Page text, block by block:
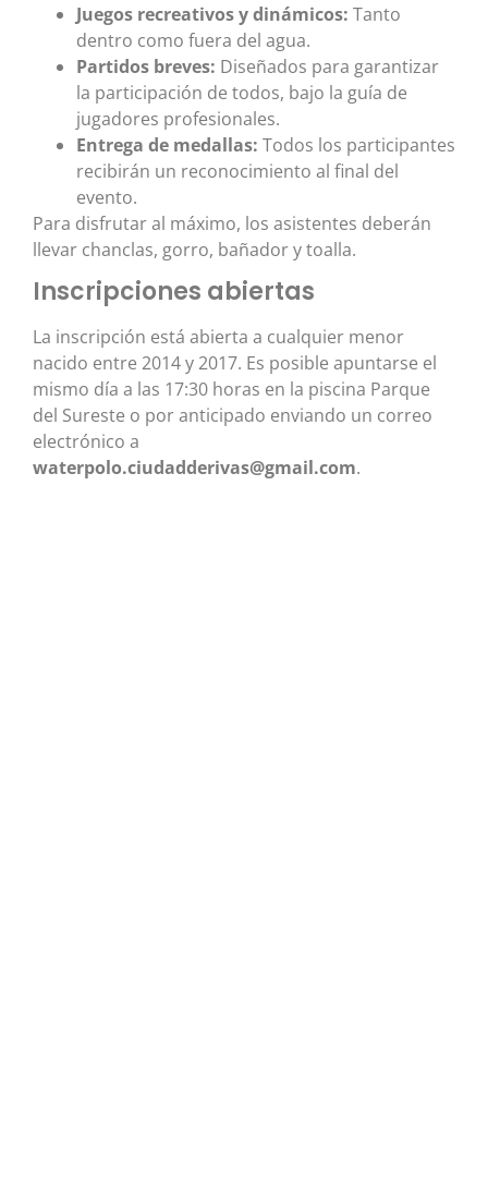
Juegos recreativos y dinámicos: Tanto
dentro como fuera del agua.
Partidos breves: Diseñados para garantizar
la participación de todos, bajo la guía de
jugadores profesionales.
Entrega de medallas: Todos los participantes
recibirán un reconocimiento al final del
evento.
Para disfrutar al máximo, los asistentes deberán
llevar chanclas, gorro, bañador y toalla.
Inscripciones abiertas
La inscripción está abierta a cualquier menor
nacido entre 2014 y 2017. Es posible apuntarse el
mismo día a las 17:30 horas en la piscina Parque
del Sureste o por anticipado enviando un correo
electrónico a
waterpolo.ciudadderivas@gmail.com.